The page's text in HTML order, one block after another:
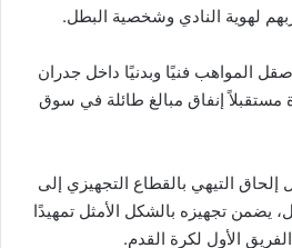
لهوية النادي وشخصية البطل.
المواهب فنيًا وبدنيًا داخل جدران
مستقبلاً إنفاق مبالغ طائلة في سوق
التيهي بالقطاع التجهيزي إلى
يضمن تجهيزه بالشكل الأمثل تمهيدًا
الأول لكرة القدم.